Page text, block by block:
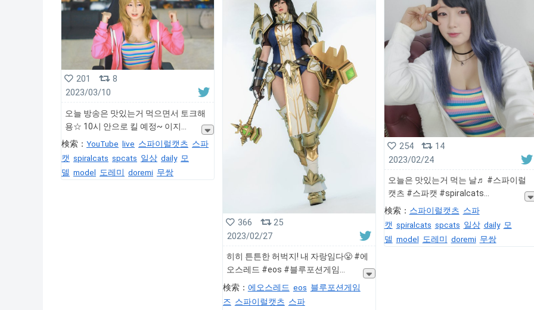
201
8
2023/03/10
오늘 방송은 맛있는거 먹으면서 토크해
용☆ 10시 안으로 킬 예정~ 이지
検索： YouTube live 스파이럴캣츠 스파
캣 spiralcats spcats 일상 daily 모
델 model 도레미 doremi 무쌍
366
25
2023/02/27
히히 튼튼한 허벅지! 내 자랑임다😤 #에
오스레드 #eos #블루포션게임
検索： 에오스레드 eos 블루포션게임
즈 스파이럴캣츠 스파
254
14
2023/02/24
오늘은 맛있는거 먹는 날♬ #스파이럴
캣츠 #스파캣 #spiralcats
検索： 스파이럴캣츠 스파
캣 spiralcats spcats 일상 daily 모
델 model 도레미 doremi 무쌍